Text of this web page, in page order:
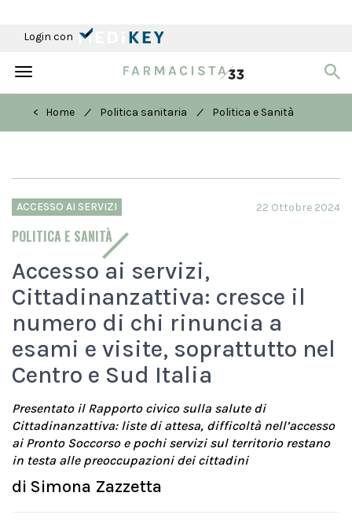
Login con
Toggle
< Home
/ Politica sanitaria / Politica e Sanità
ACCESSO AI SERVIZI
POLITICA E SANITÀ
22 Ottobre 2024
Accesso ai servizi,
Cittadinanzattiva: cresce il
numero di chi rinuncia a
esami e visite, soprattutto nel
Centro e Sud Italia
Presentato il Rapporto civico sulla salute di
Cittadinanzattiva: liste di attesa, difficoltà nell’accesso
ai Pronto Soccorso e pochi servizi sul territorio restano
in testa alle preoccupazioni dei cittadini
di Simona Zazzetta